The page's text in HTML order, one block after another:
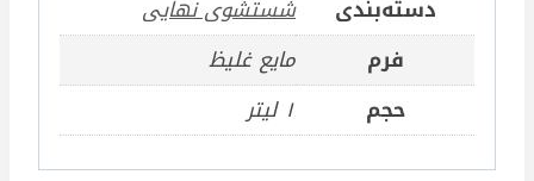
دسته‌بندی
شستشوی نهایی
فرم
مایع غلیظ
حجم
۱ لیتر